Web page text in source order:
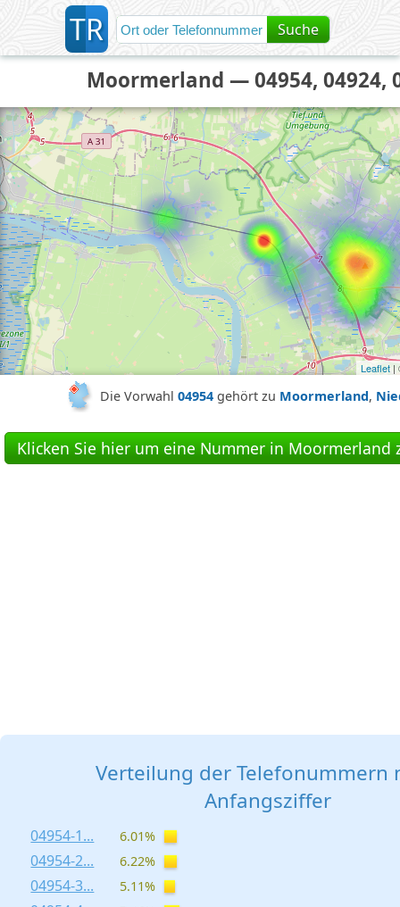
TR Suche
Moormerland — 04954, 04924,
Leaflet |
Die Vorwahl04954 gehört zu Moormerland,
Klicken Sie hier um eine Nummer in Moormerland
Verteilung der Telefonummern
Anfangsziffer
04954-1... 6.01%
04954-2... 6.22%
04954-3... 5.11%